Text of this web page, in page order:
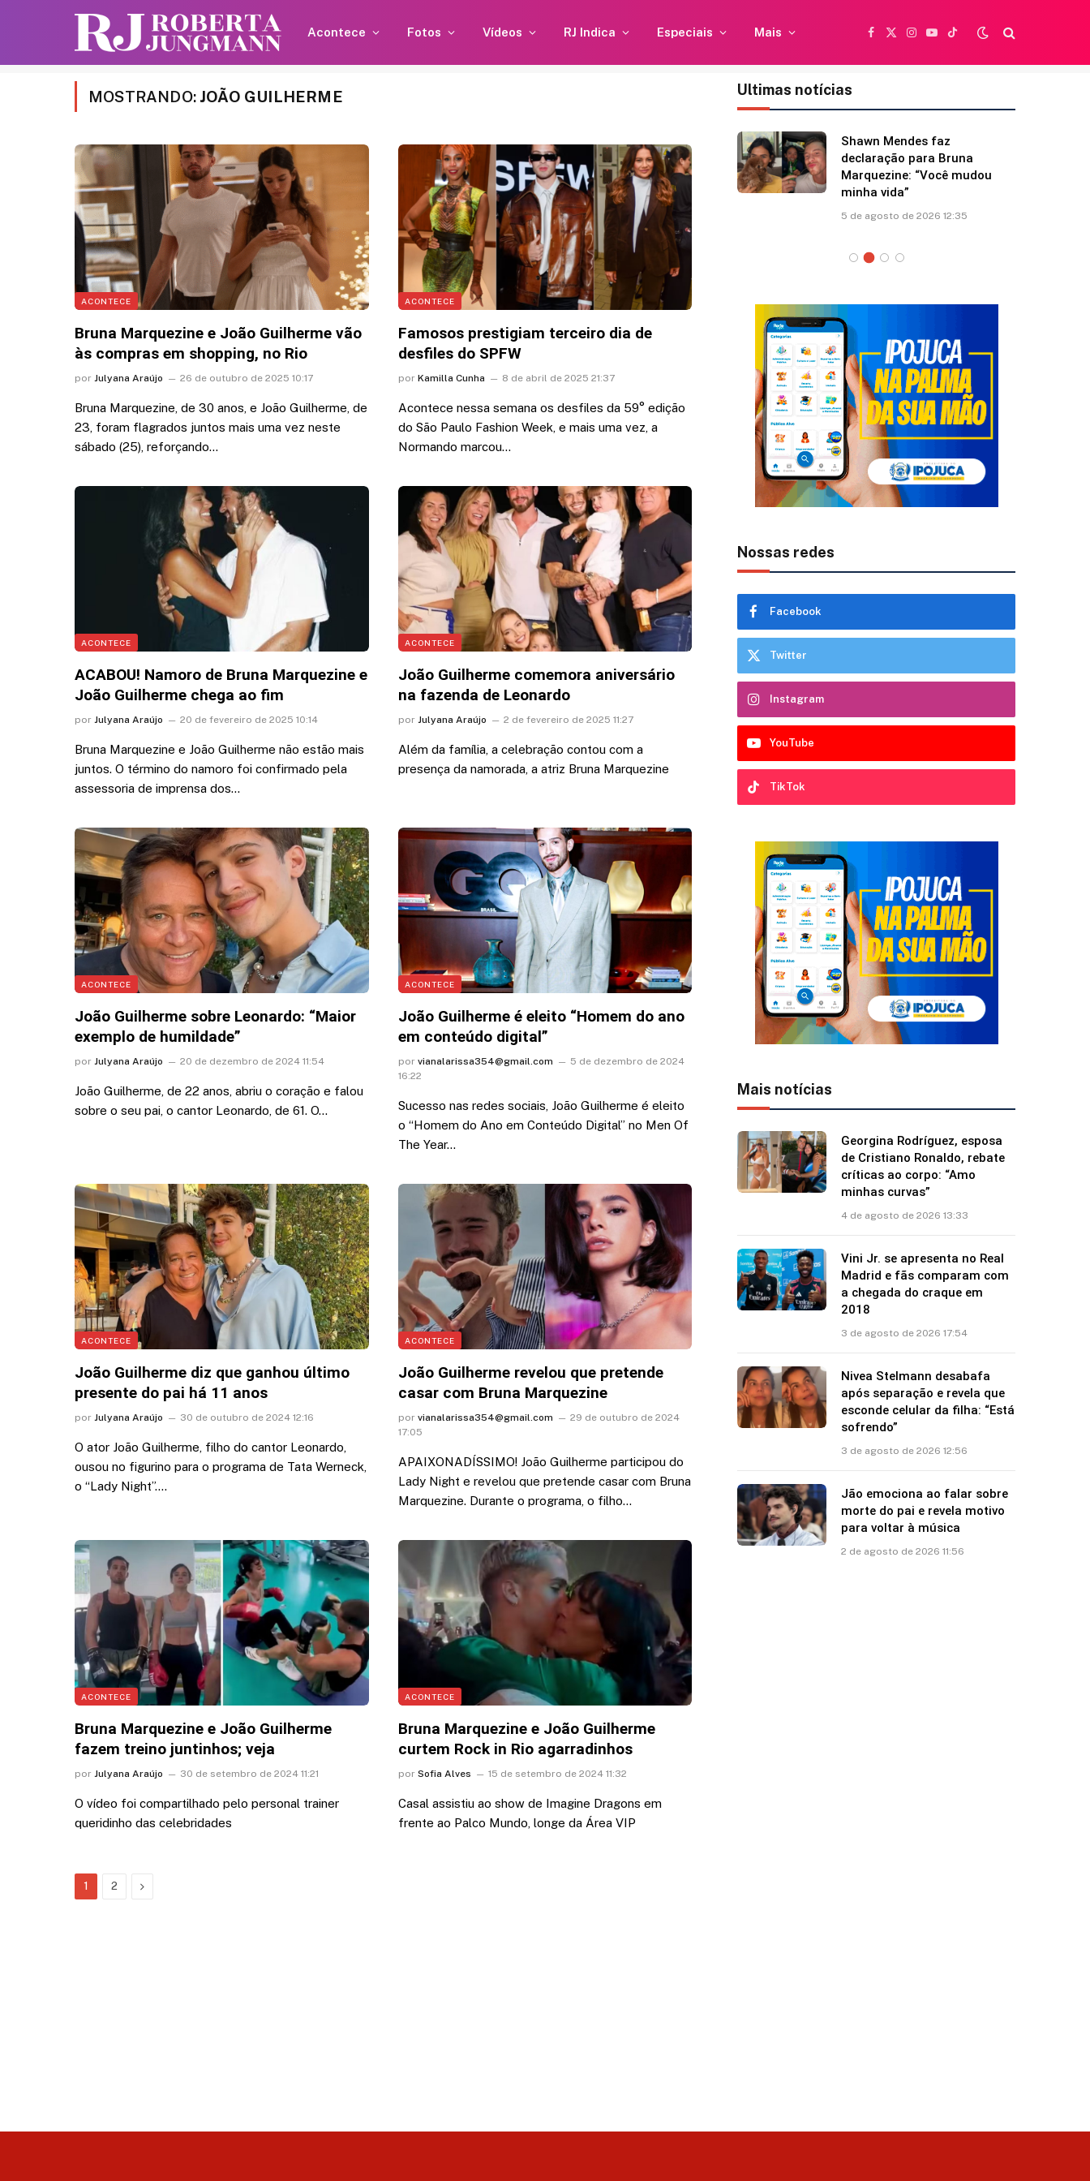
Acontece Fotos Vídeos RJ Indica Especiais Mais
Facebook
X
Instagram
YouTubeTikTok
MOSTRANDO: JOÃO GUILHERME
ACONTECE
Bruna Marquezine e João Guilherme vão
às compras em shopping, no Rio
por Julyana Araújo 26 de outubro de 2025 10:17
Bruna Marquezine, de 30 anos, e João Guilherme, de
23, foram flagrados juntos mais uma vez neste
sábado (25), reforçando…
ACONTECE
Famosos prestigiam terceiro dia de
desfiles do SPFW
por Kamilla Cunha 8 de abril de 2025 21:37
Acontece nessa semana os desfiles da 59° edição
do São Paulo Fashion Week, e mais uma vez, a
Normando marcou…
ACONTECE
ACABOU! Namoro de Bruna Marquezine e
João Guilherme chega ao fim
por Julyana Araújo 20 de fevereiro de 2025 10:14
Bruna Marquezine e João Guilherme não estão mais
juntos. O término do namoro foi confirmado pela
assessoria de imprensa dos…
ACONTECE
João Guilherme comemora aniversário
na fazenda de Leonardo
por Julyana Araújo 2 de fevereiro de 2025 11:27
Além da família, a celebração contou com a
presença da namorada, a atriz Bruna Marquezine
ACONTECE
João Guilherme sobre Leonardo: “Maior
exemplo de humildade”
por Julyana Araújo 20 de dezembro de 2024 11:54
João Guilherme, de 22 anos, abriu o coração e falou
sobre o seu pai, o cantor Leonardo, de 61. O…
ACONTECE
João Guilherme é eleito “Homem do ano
em conteúdo digital”
por vianalarissa354@gmail.com
5 de dezembro de 2024
16:22
Sucesso nas redes sociais, João Guilherme é eleito
o “Homem do Ano em Conteúdo Digital” no Men Of
The Year…
ACONTECE
João Guilherme diz que ganhou último
presente do pai há 11 anos
por Julyana Araújo 30 de outubro de 2024 12:16
O ator João Guilherme, filho do cantor Leonardo,
ousou no figurino para o programa de Tata Werneck,
o “Lady Night”.…
ACONTECE
João Guilherme revelou que pretende
casar com Bruna Marquezine
por vianalarissa354@gmail.com
29 de outubro de 2024
17:05
APAIXONADÍSSIMO! João Guilherme participou do
Lady Night e revelou que pretende casar com Bruna
Marquezine. Durante o programa, o filho…
ACONTECE
Bruna Marquezine e João Guilherme
fazem treino juntinhos; veja
por Julyana Araújo 30 de setembro de 2024 11:21
O vídeo foi compartilhado pelo personal trainer
queridinho das celebridades
ACONTECE
Bruna Marquezine e João Guilherme
curtem Rock in Rio agarradinhos
por Sofia Alves 15 de setembro de 2024 11:32
Casal assistiu ao show de Imagine Dragons em
frente ao Palco Mundo, longe da Área VIP
1 2 Next
Ultimas notícias
Gabriel Medina e Isabella
Arantes perdem o bebê dias
após anunciarem a gravidez
4 de agosto de 2026 15:36
Neymar curte momento
familiar após polêmica em
partida contra Remo
5 de agosto de 2026 17:39
Shawn Mendes faz
declaração para Bruna
Marquezine: “Você mudou
minha vida”
5 de agosto de 2026 12:35
Nossas redes
Facebook
Twitter
Instagram
YouTube
TikTok
Mais notícias
Georgina Rodríguez, esposa
de Cristiano Ronaldo, rebate
críticas ao corpo: “Amo
minhas curvas”
4 de agosto de 2026 13:33
Vini Jr. se apresenta no Real
Madrid e fãs comparam com
a chegada do craque em
2018
3 de agosto de 2026 17:54
Nivea Stelmann desabafa
após separação e revela que
esconde celular da filha: “Está
sofrendo”
3 de agosto de 2026 12:56
Jão emociona ao falar sobre
morte do pai e revela motivo
para voltar à música
2 de agosto de 2026 11:56